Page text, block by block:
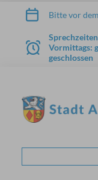
Zum Inhalt springen
Bitte vor
Vormittags:
geschlossen